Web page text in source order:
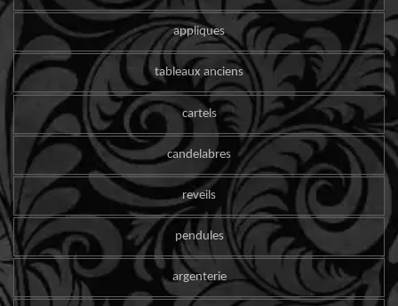
appliques
tableaux anciens
cartels
candelabres
reveils
pendules
argenterie